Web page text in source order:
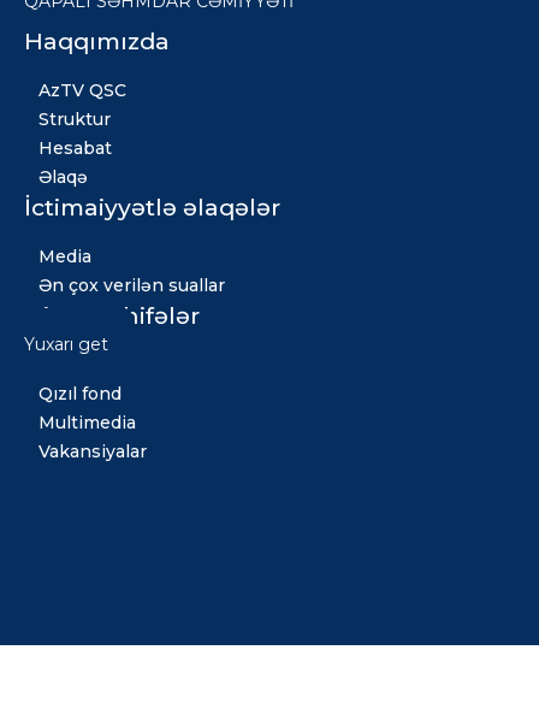
Haqqımızda
AzTV QSC
Struktur
Hesabat
Əlaqə
İctimaiyyətlə əlaqələr
Media
Ən çox verilən suallar
Digər səhifələr
Qızıl fond
Multimedia
Vakansiyalar
Yuxarı get